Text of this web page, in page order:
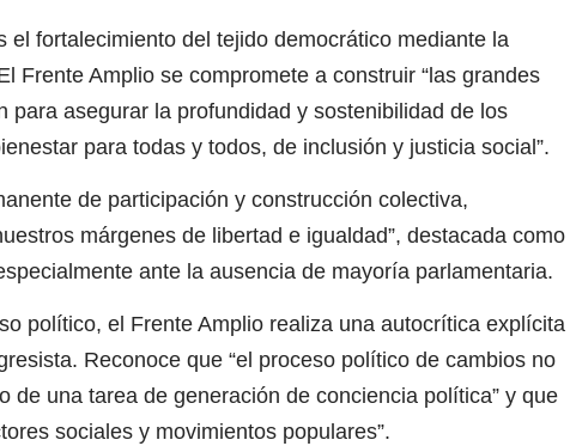
fortalecimiento del tejido democrático mediante la
Frente Amplio se compromete a construir “las grandes
para asegurar la profundidad y sostenibilidad de los
para todas y todos, de inclusión y justicia social”.
de participación y construcción colectiva,
márgenes de libertad e igualdad”, destacada como
ante la ausencia de mayoría parlamentaria.
político, el Frente Amplio realiza una autocrítica explícita
Reconoce que “el proceso político de cambios no
de una tarea de generación de conciencia política” y que
sociales y movimientos populares”.